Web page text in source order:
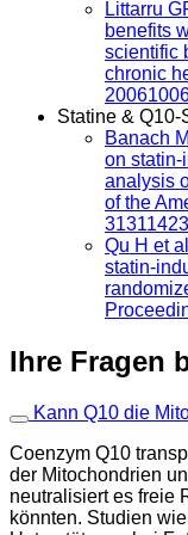
Littarru
benefits
scientific
chronic
Statine & Q10-
Banach
on statin-
analysis
of the
Qu H et
statin-
Ihre Fragen
Kann Q10 die
Coenzym Q10
der Mitochondrien
neutralisiert es freie
könnten. Studien